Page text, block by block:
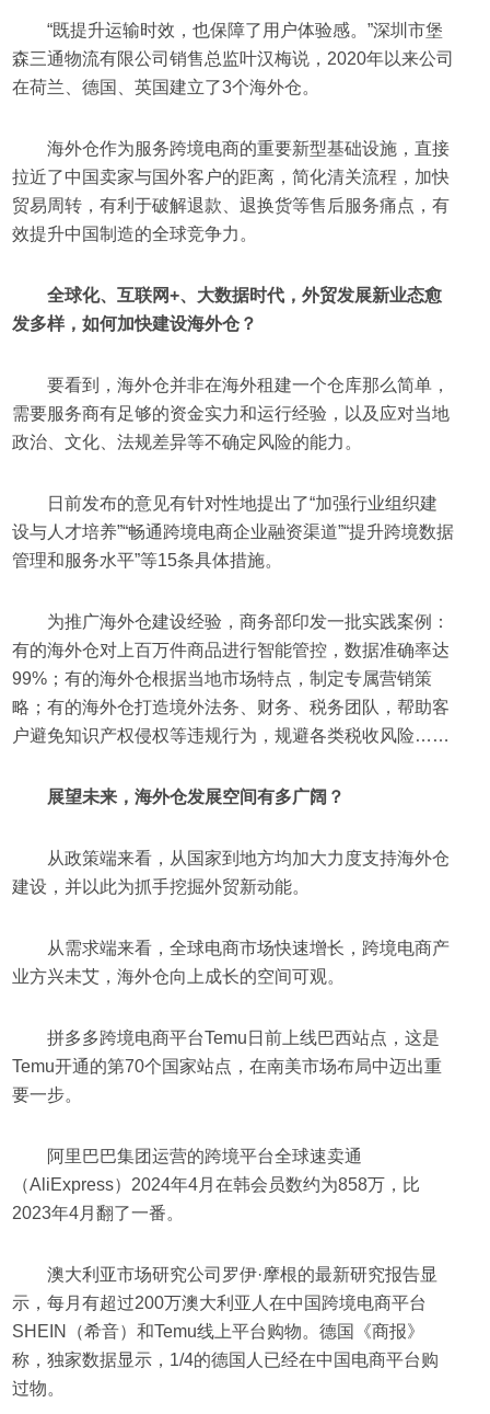
“既提升运输时效，也保障了用户体验感。”深圳市堡
森三通物流有限公司销售总监叶汉梅说，2020年以来公司
在荷兰、德国、英国建立了3个海外仓。
海外仓作为服务跨境电商的重要新型基础设施，直接
拉近了中国卖家与国外客户的距离，简化清关流程，加快
贸易周转，有利于破解退款、退换货等售后服务痛点，有
效提升中国制造的全球竞争力。
全球化、互联网+、大数据时代，外贸发展新业态愈
发多样，如何加快建设海外仓？
要看到，海外仓并非在海外租建一个仓库那么简单，
需要服务商有足够的资金实力和运行经验，以及应对当地
政治、文化、法规差异等不确定风险的能力。
日前发布的意见有针对性地提出了“加强行业组织建
设与人才培养”“畅通跨境电商企业融资渠道”“提升跨境数据
管理和服务水平”等15条具体措施。
为推广海外仓建设经验，商务部印发一批实践案例：
有的海外仓对上百万件商品进行智能管控，数据准确率达
99%；有的海外仓根据当地市场特点，制定专属营销策
略；有的海外仓打造境外法务、财务、税务团队，帮助客
户避免知识产权侵权等违规行为，规避各类税收风险……
展望未来，海外仓发展空间有多广阔？
从政策端来看，从国家到地方均加大力度支持海外仓
建设，并以此为抓手挖掘外贸新动能。
从需求端来看，全球电商市场快速增长，跨境电商产
业方兴未艾，海外仓向上成长的空间可观。
拼多多跨境电商平台Temu日前上线巴西站点，这是
Temu开通的第70个国家站点，在南美市场布局中迈出重
要一步。
阿里巴巴集团运营的跨境平台全球速卖通
（AliExpress）2024年4月在韩会员数约为858万，比
2023年4月翻了一番。
澳大利亚市场研究公司罗伊·摩根的最新研究报告显
示，每月有超过200万澳大利亚人在中国跨境电商平台
SHEIN（希音）和Temu线上平台购物。德国《商报》
称，独家数据显示，1/4的德国人已经在中国电商平台购
过物。